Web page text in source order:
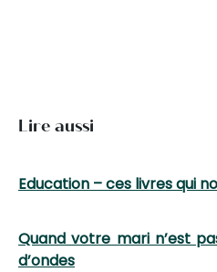
Lire aussi
Education – ces livres qui
Quand votre mari n’est
d’ondes